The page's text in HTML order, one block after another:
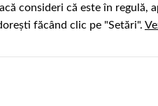
consideri că este în regulă,
făcând clic pe "Setări".